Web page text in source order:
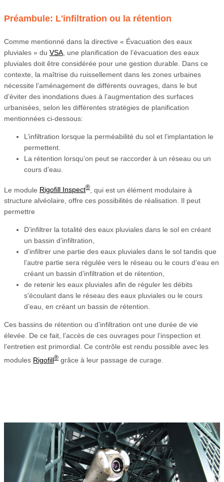
Préambule: L'infiltration ou la rétention
Comme mentionné dans la directive « Évacuation des eaux
pluviales » du VSA , une planification de l’évacuation des eaux
pluviales doit être considérée pour une gestion durable. Dans ce
contexte, la maîtrise du ruissellement dans les zones urbaines
nécessite l’aménagement de différents ouvrages, dans le but
d’éviter des inondations dues à l’augmentation des surfaces
urbanisées, selon les différentes stratégies de planification
mentionnées ci-dessous:
L’infiltration lorsque la perméabilité du sol et l’implantation le
permettent.
La rétention lorsqu’on peut se raccorder à un réseau ou un
cours d’eau.
Le module Rigofill Inspect®
, qui est un élément modulaire à
structure alvéolaire, offre ces possibilités de réalisation. Il peut
permettre
D’infiltrer la totalité des eaux pluviales dans le sol en créant
un bassin d’infiltration,
d'infiltrer une partie des eaux pluviales dans le sol tandis que
l’autre partie sera régulée vers le réseau ou le cours d’eau en
créant un bassin d’infiltration et de rétention,
de retenir les eaux pluviales afin de réguler les débits
s'écoulant dans le réseau des eaux pluviales ou le cours
d’eau, en créant un bassin de rétention.
Ces bassins de rétention ou d’infiltration ont une durée de vie
élevée. De ce fait, l’accès de ces ouvrages pour l’inspection et
l’entretien est primordial. Ce contrôle est rendu possible avec les
modules Rigofill® grâce à leur passage de curage.